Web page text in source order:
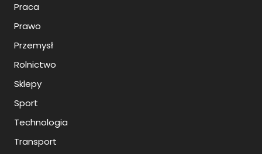
Praca
Prawo
Przemysł
Rolnictwo
Sklepy
Sport
Technologia
Transport